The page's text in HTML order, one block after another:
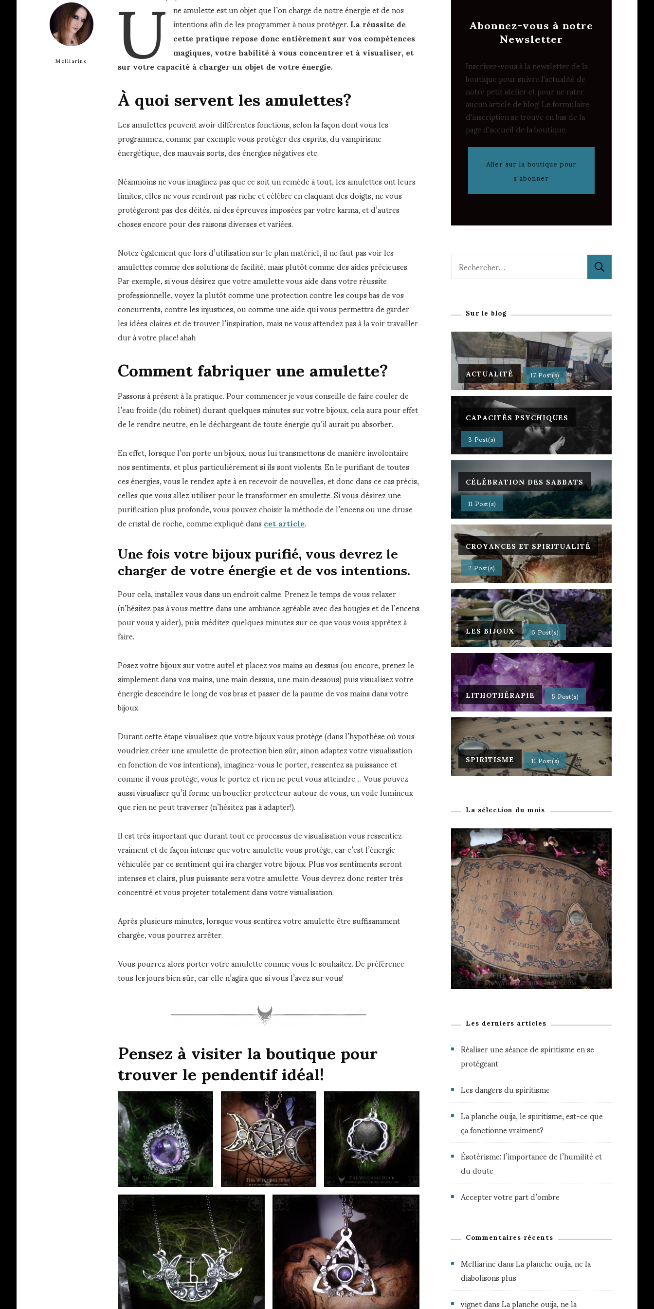
Melliarine
ne amulette est un objet que l’on charge de notre énergie et de nos
intentions afin de les programmer à nous protéger.La réussite de
cette pratique repose donc entièrement sur vos compétences
magiques, votre habilité à vous concentrer et à visualiser, et
sur votre capacité à charger un objet de votre énergie.
À quoi servent les amulettes?
Les amulettes peuvent avoir différentes fonctions, selon la façon dont vous les
programmez, comme par exemple vous protéger des esprits, du vampirisme
énergétique, des mauvais sorts, des énergies négatives etc.
Néanmoins ne vous imaginez pas que ce soit un remède à tout, les amulettes ont leurs
limites, elles ne vous rendront pas riche et célèbre en claquant des doigts, ne vous
protégeront pas des déités, ni des épreuves imposées par votre karma, et d’autres
choses encore pour des raisons diverses et variées.
Notez également que lors d’utilisation sur le plan matériel, il ne faut pas voir les
amulettes comme des solutions de facilité, mais plutôt comme des aides précieuses.
Par exemple, si vous désirez que votre amulette vous aide dans votre réussite
professionnelle, voyez la plutôt comme une protection contre les coups bas de vos
concurrents, contre les injustices, ou comme une aide qui vous permettra de garder
les idées claires et de trouver l’inspiration, mais ne vous attendez pas à la voir travailler
dur à votre place! ahah
Comment fabriquer une amulette?
Passons à présent à la pratique. Pour commencer je vous conseille de faire couler de
l’eau froide (du robinet) durant quelques minutes sur votre bijoux, cela aura pour effet
de le rendre neutre, en le déchargeant de toute énergie qu’il aurait pu absorber.
En effet, lorsque l’on porte un bijoux, nous lui transmettons de manière involontaire
nos sentiments, et plus particulièrement si ils sont violents. En le purifiant de toutes
ces énergies, vous le rendez apte à en recevoir de nouvelles, et donc dans ce cas précis,
celles que vous allez utiliser pour le transformer en amulette. Si vous désirez une
purification plus profonde, vous pouvez choisir la méthode de l’encens ou une druse
de cristal de roche, comme expliqué danscet article.
Une fois votre bijoux purifié, vous devrez le
charger de votre énergie et de vos intentions.
Pour cela, installez vous dans un endroit calme. Prenez le temps de vous relaxer
(n’hésitez pas à vous mettre dans une ambiance agréable avec des bougies et de l’encens
pour vous y aider), puis méditez quelques minutes sur ce que vous vous apprêtez à
faire.
Posez votre bijoux sur votre autel et placez vos mains au dessus (ou encore, prenez le
simplement dans vos mains, une main dessus, une main dessous) puis visualisez votre
énergie descendre le long de vos bras et passer de la paume de vos mains dans votre
bijoux.
Durant cette étape visualisez que votre bijoux vous protège (dans l’hypothèse où vous
voudriez créer une amulette de protection bien sûr, sinon adaptez votre visualisation
en fonction de vos intentions), imaginez-vous le porter, ressentez sa puissance et
comme il vous protège, vous le portez et rien ne peut vous atteindre… Vous pouvez
aussi visualiser qu’il forme un bouclier protecteur autour de vous, un voile lumineux
que rien ne peut traverser (n’hésitez pas à adapter!).
Il est très important que durant tout ce processus de visualisation vous ressentiez
vraiment et de façon intense que votre amulette vous protège, car c’est l’énergie
véhiculée par ce sentiment qui ira charger votre bijoux. Plus vos sentiments seront
intenses et clairs, plus puissante sera votre amulette. Vous devrez donc rester très
concentré et vous projeter totalement dans votre visualisation.
Après plusieurs minutes, lorsque vous sentirez votre amulette être suffisamment
chargée, vous pourrez arrêter.
Vous pourrez alors porter votre amulette comme vous le souhaitez. De préférence
tous les jours bien sûr, car elle n’agira que si vous l’avez sur vous!
Pensez à visiter la boutique pour
trouver le pendentif idéal!
Abonnez-vous à notre
Newsletter
Inscrivez-vous à la newsletter de la
boutique pour suivre l'actualité de
notre petit atelier et pour ne rater
aucun article de blog! Le formulaire
d'inscription se trouve en bas de la
page d'accueil de la boutique.
Aller sur la boutique pour
s'abonner
Rechercher :
Sur le blog
ACTUALITÉ 17 Post(s)
CAPACITÉS PSYCHIQUES
3 Post(s)
CÉLÉBRATION DES SABBATS
11 Post(s)
CROYANCES ET SPIRITUALITÉ
2 Post(s)
LES BIJOUX 6 Post(s)
LITHOTHÉRAPIE 5 Post(s)
SPIRITISME 11 Post(s)
La sélection du mois
Les derniers articles
Réaliser une séance de spiritisme en se
protégeant
Les dangers du spiritisme
La planche ouija, le spiritisme, est-ce que
ça fonctionne vraiment?
Ésotérisme: l’importance de l’humilité et
du doute
Accepter votre part d’ombre
Commentaires récents
MelliarinedansLa planche ouija, ne la
diabolisons plus
vignetdansLa planche ouija, ne la